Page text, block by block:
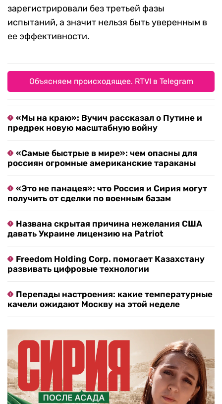
зарегистрировали без третьей фазы
испытаний, а значит нельзя быть уверенным в
ее эффективности.
Объясняем происходящее. RTVI в Telegram
«Мы на краю»: Вучич рассказал о Путине и
предрек новую масштабную войну
«Самые быстрые в мире»: чем опасны для
россиян огромные американские тараканы
«Это не панацея»: что Россия и Сирия могут
получить от сделки по военным базам
Названа скрытая причина нежелания США
давать Украине лицензию на Patriot
Freedom Holding Corp. помогает Казахстану
развивать цифровые технологии
Перепады настроения: какие температурные
качели ожидают Москву на этой неделе